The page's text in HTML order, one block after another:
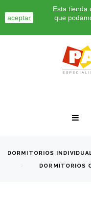
aceptar
Esta tienda
que
INICIO
DORMITORIOS
DORMITORIOS